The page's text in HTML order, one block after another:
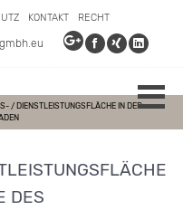
KONTAKT RECHT
/ DIENSTLEISTUNGSFLÄCHE IN DER
E